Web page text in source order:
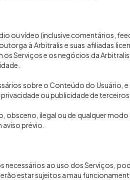
ou vídeo (inclusive comentários,
à Arbitralis e suas afiliadas
Serviços e os negócios da
sobre o Conteúdo do Usuário,
ou publicidade de
ilegal ou de qualquer
prévio.
ao uso dos Serviços,
estar sujeitos a mau